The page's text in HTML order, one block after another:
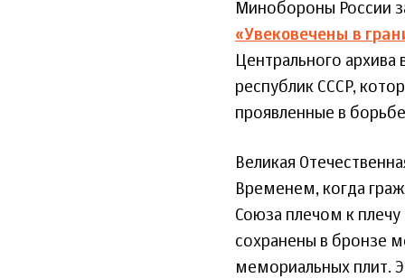
Минобороны России
«Увековечены в
Центрального архива
республик СССР,
проявленные в
Великая
Временем, когда
Союза плечом к плечу
сохранены в бронзе
мемориальных плит.